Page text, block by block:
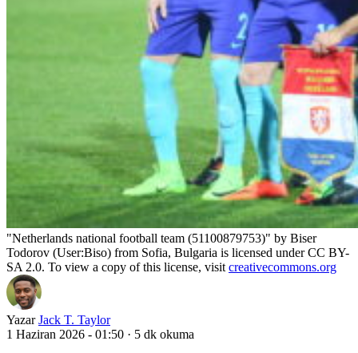
"Netherlands national football team (51100879753)" by Biser
Todorov (User:Biso) from Sofia, Bulgaria is licensed under CC BY-
SA 2.0. To view a copy of this license, visit creativecommons.org
Yazar Jack T. Taylor
1 Haziran 2026 - 01:50 · 5 dk okuma